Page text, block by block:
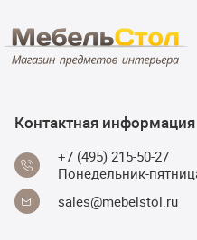
Контактная информация
+7 (495) 215-50-27
Понедельник-
sales@mebelstol.ru